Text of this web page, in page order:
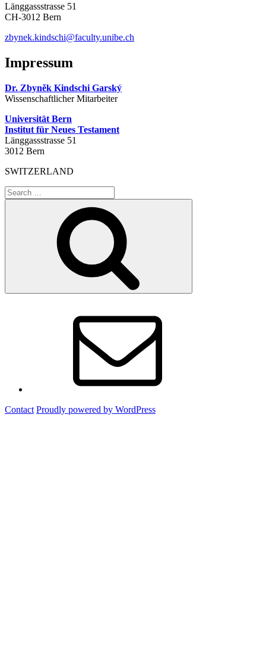
Länggassstrasse 51
CH-3012 Bern
zbynek.kindschi@faculty.unibe.ch
Impressum
Dr. Zbyněk Kindschi Garský
Wissenschaftlicher Mitarbeiter
Universität Bern
Institut für Neues Testament
Länggassstrasse 51
3012 Bern
SWITZERLAND
Search
for:
Contact Proudly powered by WordPress